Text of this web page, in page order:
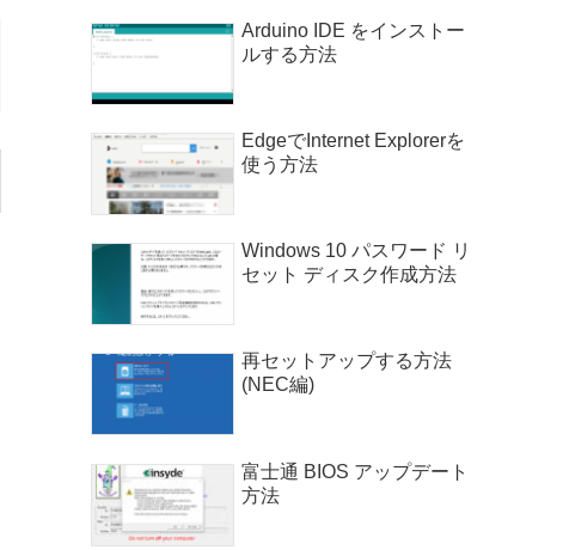
Arduino IDE をインストー
ルする方法
EdgeでInternet Explorerを
使う方法
Windows 10 パスワード リ
セット ディスク作成方法
再セットアップする方法
(NEC編)
富士通 BIOS アップデート
方法